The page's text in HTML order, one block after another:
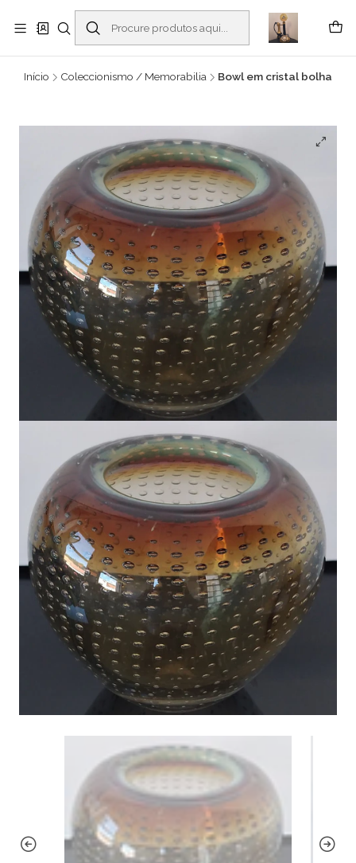
Buscantiguidades - Leilões. Colecionismo e antiguidades em Viana do
Castelo -
Ler mais
Início Coleccionismo / Memorabilia Bowl em cristal bolha